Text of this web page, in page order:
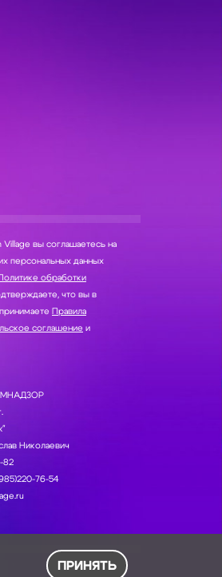
Village вы соглашаетесь на
обработки
что вы в
Правила
соглашение и
Николаевич
82
76-54
ПРИНЯТЬ